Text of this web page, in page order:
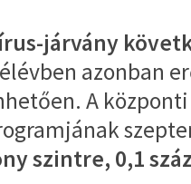
járvány
azonban
A
szintre, 0,1